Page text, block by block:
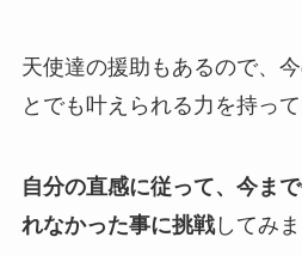
天使達の援助もあるので、
とでも叶えられる力を持って
自分の直感に従って、今ま
れなかった事に挑戦してみま